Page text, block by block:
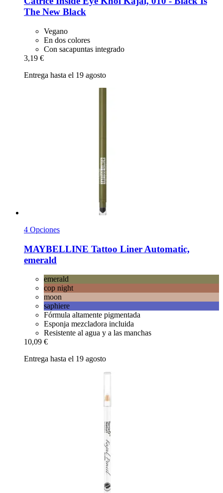
The New Black
Vegano
En dos colores
Con sacapuntas integrado
3,19 €
Entrega hasta el 19 agosto
4 Opciones
MAYBELLINE Tattoo Liner Automatic,
emerald
emerald
cop night
moon
saphiere
Fórmula altamente pigmentada
Esponja mezcladora incluida
Resistente al agua y a las manchas
10,09 €
Entrega hasta el 19 agosto